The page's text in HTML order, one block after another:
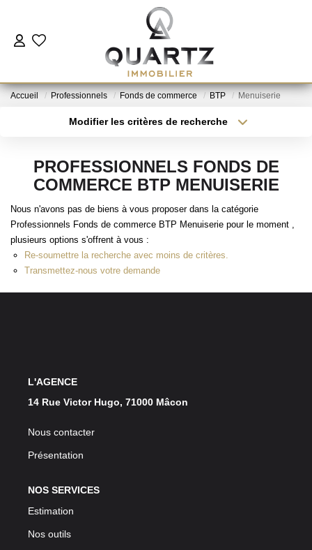
ESTIMER
L'AGENCE
Accueil Professionnels Fonds de commerce BTP Menuiserie
Modifier les critères de recherche
Sélectionnez...
Type de bien
Surface min
Budget max Plus de critères
PROFESSIONNELS FONDS DE
COMMERCE BTP MENUISERIE
Nous n'avons pas de biens à vous proposer dans la catégorie
Professionnels Fonds de commerce BTP Menuiserie pour le moment ,
plusieurs options s'offrent à vous :
Re-soumettre la recherche avec moins de critères.
Transmettez-nous votre demande
L'AGENCE
14 Rue Victor Hugo, 71000 Mâcon
Nous contacter
Présentation
NOS SERVICES
Estimation
Nos outils